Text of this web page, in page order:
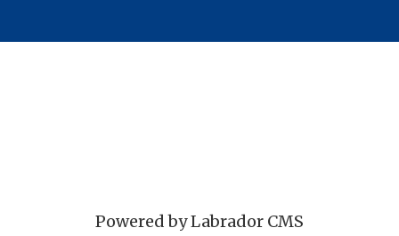
Powered by Labrador CMS